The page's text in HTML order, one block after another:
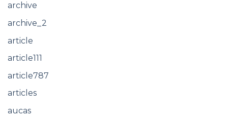
archive
archive_2
article
article111
article787
articles
aucas